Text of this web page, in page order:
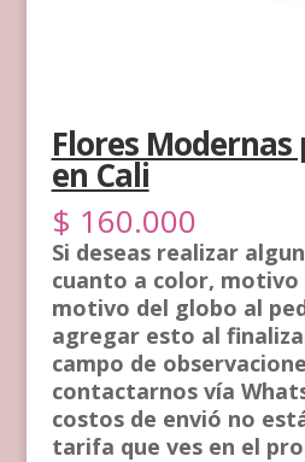
Flores
en Cali
$ 160.000
Si deseas realizar
cuanto a color, motivo
motivo del globo al
agregar esto al
campo de
contactarnos vía
costos de envió no
tarifa que ves en el